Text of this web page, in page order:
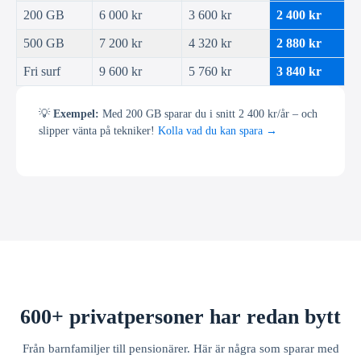
200 GB 6 000 kr 3 600 kr 2 400 kr
500 GB 7 200 kr 4 320 kr 2 880 kr
Fri surf 9 600 kr 5 760 kr 3 840 kr
💡Exempel: Med 200 GB sparar du i snitt 2 400 kr/år – och
slipper vänta på tekniker! Kolla vad du kan spara →
600+ privatpersoner har redan bytt
Från barnfamiljer till pensionärer. Här är några som sparar med